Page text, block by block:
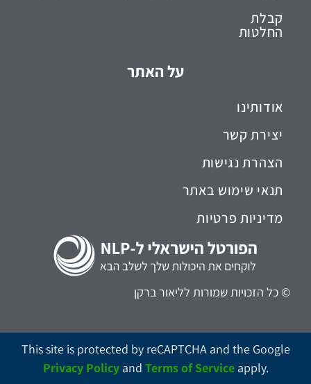
קבלת
החלטות
על האתר
אודותינו
יצירת קשר
הצהרת נגישות
תנאי שימוש באתר
מדיניות פרטיות
© כל הזכויות שמורות לליאור ברקן
This site is protected by reCAPTCHA and the Google
Privacy Policyand Terms of Serviceapply.